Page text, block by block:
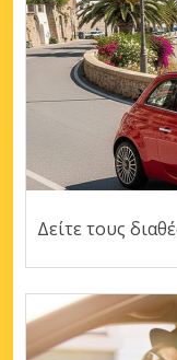
Δείτε τους